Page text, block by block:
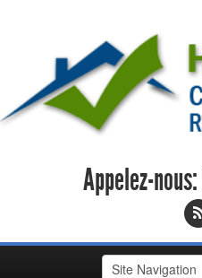
Appelez-nous: